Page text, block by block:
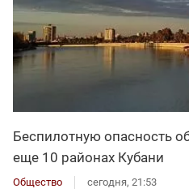
Беспилотную опасность
еще 10 районах Кубани
Общество сегодня, 21:53